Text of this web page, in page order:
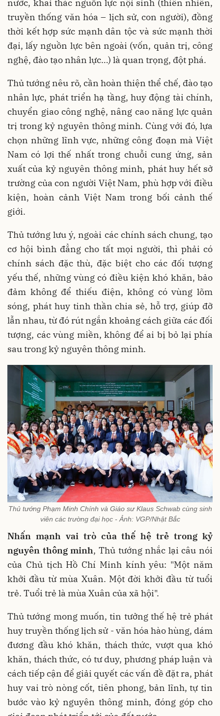
nước, khai thác nguồn lực nội sinh (thiên nhiên,
truyền thống văn hóa – lịch sử, con người), đồng
thời kết hợp sức mạnh dân tộc và sức mạnh thời
đại, lấy nguồn lực bên ngoài (vốn, quản trị, công
nghệ, đào tạo nhân lực…) là quan trọng, đột phá.
Thủ tướng nêu rõ, cần hoàn thiện thể chế, đào tạo
nhân lực, phát triển hạ tầng, huy động tài chính,
chuyển giao công nghệ, nâng cao năng lực quản
trị trong kỷ nguyên thông minh. Cùng với đó, lựa
chọn những lĩnh vực, những công đoạn mà Việt
Nam có lợi thế nhất trong chuỗi cung ứng, sản
xuất của kỷ nguyên thông minh, phát huy hết sở
trường của con người Việt Nam, phù hợp với điều
kiện, hoàn cảnh Việt Nam trong bối cảnh thế
giới.
Thủ tướng lưu ý, ngoài các chính sách chung, tạo
cơ hội bình đẳng cho tất mọi người, thì phải có
chính sách đặc thù, đặc biệt cho các đối tượng
yếu thế, những vùng có điều kiện khó khăn, bảo
đảm không để thiếu điện, không có vùng lõm
sóng, phát huy tinh thần chia sẻ, hỗ trợ, giúp đỡ
lẫn nhau, từ đó rút ngắn khoảng cách giữa các đối
tượng, các vùng miền, không để ai bị bỏ lại phía
sau trong kỷ nguyên thông minh.
Thủ tướng Phạm Minh Chính và Giáo sư Klaus Schwab cùng sinh
viên các trường đại học - Ảnh: VGP/Nhật Bắc
Nhấn mạnh vai trò của thế hệ trẻ trong kỷ
nguyên thông minh, Thủ tướng nhắc lại câu nói
của Chủ tịch Hồ Chí Minh kính yêu: "Một năm
khởi đầu từ mùa Xuân. Một đời khởi đầu từ tuổi
trẻ. Tuổi trẻ là mùa Xuân của xã hội".
Thủ tướng mong muốn, tin tưởng thế hệ trẻ phát
huy truyền thống lịch sử - văn hóa hào hùng, dám
đương đầu khó khăn, thách thức, vượt qua khó
khăn, thách thức, có tư duy, phương pháp luận và
cách tiếp cận để giải quyết các vấn đề đặt ra, phát
huy vai trò nòng cốt, tiên phong, bản lĩnh, tự tin
bước vào kỷ nguyên thông minh, đóng góp cho